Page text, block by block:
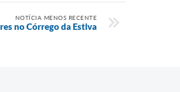
NOTÍCIA MENOS RECENTE
no Córrego da Estiva